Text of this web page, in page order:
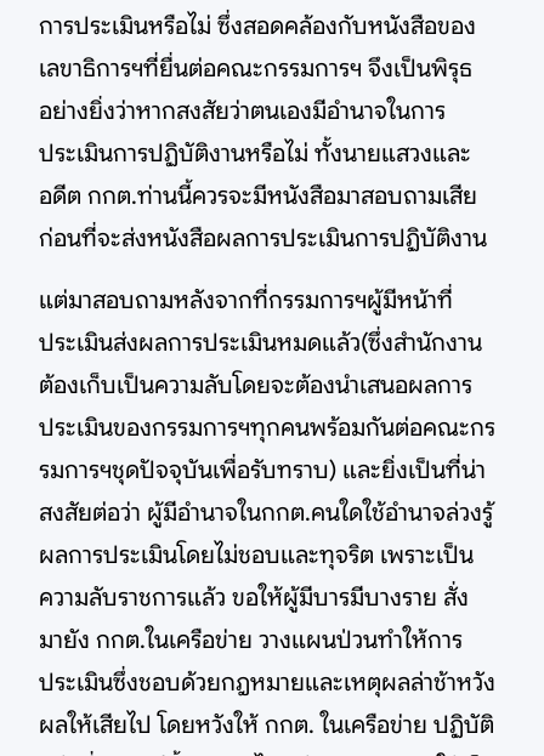
การประเมินหรือไม่ ซึ่งสอดคล้องกับหนังสือของ
เลขาธิการฯที่ยื่นต่อคณะกรรมการฯ จึงเป็นพิรุธ
อย่างยิ่งว่าหากสงสัยว่าตนเองมีอำนาจในการ
ประเมินการปฏิบัติงานหรือไม่ ทั้งนายแสวงและ
อดีต กกต.ท่านนี้ควรจะมีหนังสือมาสอบถามเสีย
ก่อนที่จะส่งหนังสือผลการประเมินการปฏิบัติงาน
แต่มาสอบถามหลังจากที่กรรมการฯผู้มีหน้าที่
ประเมินส่งผลการประเมินหมดแล้ว(ซึ่งสำนักงาน
ต้องเก็บเป็นความลับโดยจะต้องนำเสนอผลการ
ประเมินของกรรมการฯทุกคนพร้อมกันต่อคณะกร
รมการฯชุดปัจจุบันเพื่อรับทราบ) และยิ่งเป็นที่น่า
สงสัยต่อว่า ผู้มีอำนาจในกกต.คนใดใช้อำนาจล่วงรู้
ผลการประเมินโดยไม่ชอบและทุจริต เพราะเป็น
ความลับราชการแล้ว ขอให้ผู้มีบารมีบางราย สั่ง
มายัง กกต.ในเครือข่าย วางแผนป่วนทำให้การ
ประเมินซึ่งชอบด้วยกฎหมายและเหตุผลล่าช้าหวัง
ผลให้เสียไป โดยหวังให้ กกต. ในเครือข่าย ปฏิบัติ